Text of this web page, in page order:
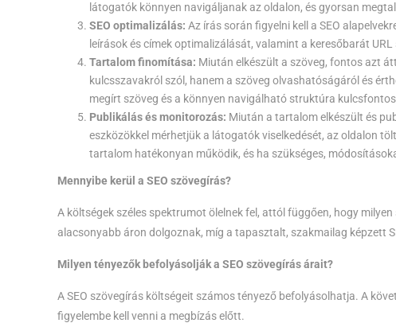
látogatók könnyen navigáljanak az oldalon, és gyorsan
SEO optimalizálás: Az írás során figyelni kell a SEO
leírások és címek optimalizálását, valamint a keresőbarát
Tartalom finomítása: Miután elkészült a szöveg, fontos azt
kulcsszavakról szól, hanem a szöveg olvashatóságáról és
megírt szöveg és a könnyen navigálható struktúra
Publikálás és monitorozás: Miután a tartalom elkészült és
eszközökkel mérhetjük a látogatók viselkedését, az oldalon
tartalom hatékonyan működik, és ha szükséges,
Mennyibe kerül a SEO szövegírás?
A költségek széles spektrumot ölelnek fel, attól függően, hogy
alacsonyabb áron dolgoznak, míg a tapasztalt, szakmailag képzett
Milyen tényezők befolyásolják a SEO szövegírás árait?
A SEO szövegírás költségeit számos tényező befolyásolhatja. A
figyelembe kell venni a megbízás előtt.